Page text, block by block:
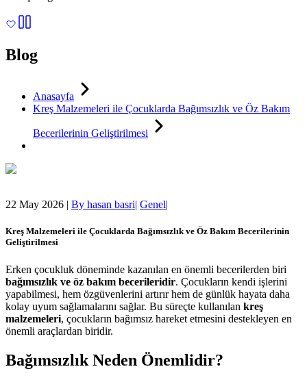
Blog
Anasayfa
Kreş Malzemeleri ile Çocuklarda Bağımsızlık ve Öz Bakım
Becerilerinin Geliştirilmesi
22 May 2026 | By hasan basri| Genel|
Kreş Malzemeleri ile Çocuklarda Bağımsızlık ve Öz Bakım Becerilerinin
Geliştirilmesi
Erken çocukluk döneminde kazanılan en önemli becerilerden biri
bağımsızlık ve öz bakım becerileridir. Çocukların kendi işlerini
yapabilmesi, hem özgüvenlerini artırır hem de günlük hayata daha
kolay uyum sağlamalarını sağlar. Bu süreçte kullanılan kreş
malzemeleri, çocukların bağımsız hareket etmesini destekleyen en
önemli araçlardan biridir.
Bağımsızlık Neden Önemlidir?